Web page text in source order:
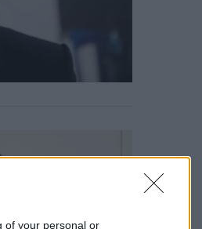
of your personal or